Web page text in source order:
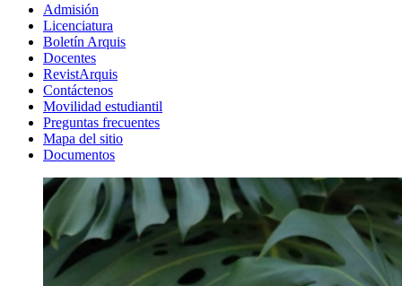
Admisión
Licenciatura
Boletín Arquis
Docentes
RevistArquis
Contáctenos
Movilidad estudiantil
Preguntas frecuentes
Mapa del sitio
Documentos